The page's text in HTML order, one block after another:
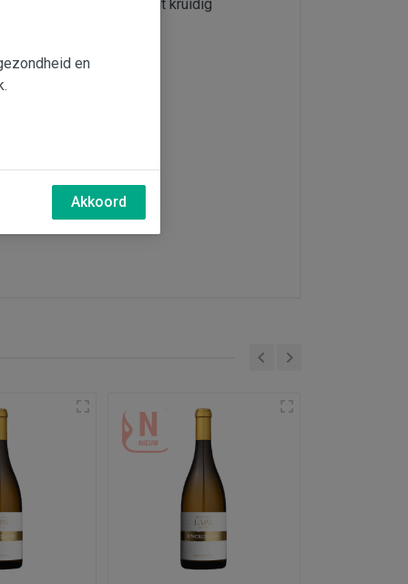
fruitig van smaak, licht kruidig
en
Akkoord